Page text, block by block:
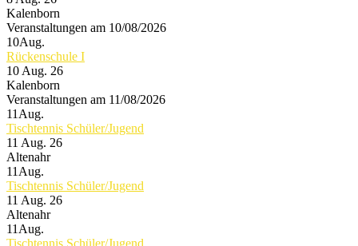
Kalenborn
Veranstaltungen am 10/08/2026
10Aug.
Rückenschule I
10 Aug. 26
Kalenborn
Veranstaltungen am 11/08/2026
11 Aug.
Tischtennis Schüler/Jugend
11 Aug. 26
Altenahr
11 Aug.
Tischtennis Schüler/Jugend
11 Aug. 26
Altenahr
11 Aug.